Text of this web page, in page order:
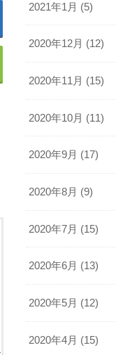
2021年1月 (5)
2020年12月 (12)
2020年11月 (15)
2020年10月 (11)
2020年9月 (17)
2020年8月 (9)
2020年7月 (15)
2020年6月 (13)
2020年5月 (12)
2020年4月 (15)